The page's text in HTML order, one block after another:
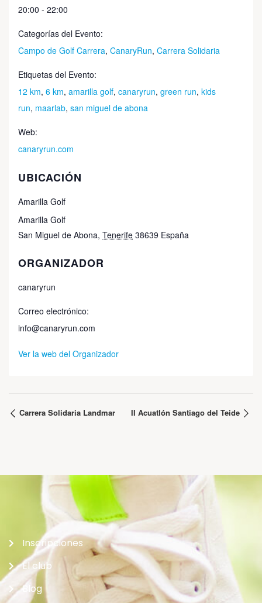
20:00 - 22:00
Categorías del Evento:
Campo de Golf Carrera, CanaryRun, Carrera Solidaria
Etiquetas del Evento:
12 km, 6 km, amarilla golf, canaryrun, green run, kids
run, maarlab, san miguel de abona
Web:
canaryrun.com
UBICACIÓN
Amarilla Golf
Amarilla Golf
San Miguel de Abona, Tenerife 38639 España
ORGANIZADOR
canaryrun
Correo electrónico:
info@canaryrun.com
Ver la web del Organizador
Carrera Solidaria Landmar II Acuatlón Santiago del Teide
Inscripciones
El club
Blog